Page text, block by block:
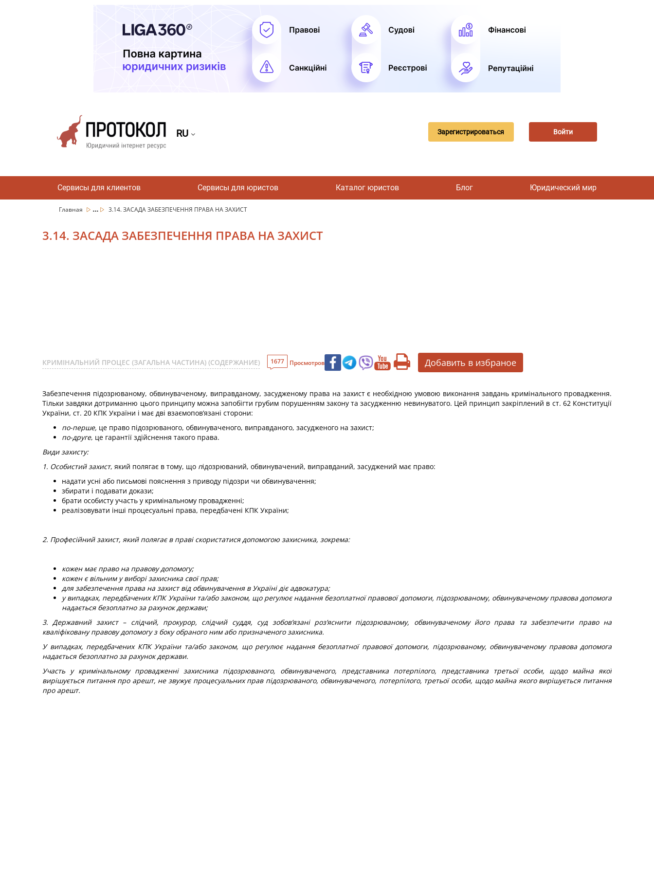
RU Зарегистрироваться Войти
Сервисы для клиентов Сервисы для юристов Каталог юристов Блог Юридический мир
Главная ... 3.14. ЗАСАДА ЗАБЕЗПЕЧЕННЯ ПРАВА НА ЗАХИСТ
3.14. ЗАСАДА ЗАБЕЗПЕЧЕННЯ ПРАВА НА ЗАХИСТ
КРИМІНАЛЬНИЙ ПРОЦЕС (ЗАГАЛЬНА ЧАСТИНА) (СОДЕРЖАНИЕ) 1677 Просмотров Добавить в избраное
Забезпечення підозрюваному, обвинуваченому, виправданому, засудженому права на захист є необхідною умовою виконання завдань кримінального провадження.
Тільки завдяки дотриманню цього принципу можна запобігти грубим порушенням закону та засудженню невинуватого. Цей принцип закріплений в ст. 62 Конституції
України, ст. 20 КПК України і має дві взаємопов’язані сторони:
по-перше, це право підозрюваного, обвинуваченого, виправданого, засудженого на захист;
по-друге, це гарантії здійснення такого права.
Види захисту:
1. Особистий захист, який полягає в тому, що підозрюваний, обвинувачений, виправданий, засуджений має право:
надати усні або письмові пояснення з приводу підозри чи обвинувачення;
збирати і подавати докази;
брати особисту участь у кримінальному провадженні;
реалізовувати інші процесуальні права, передбачені КПК України;
2. Професійний захист, який полягає в праві скористатися допомогою захисника, зокрема:
кожен має право на правову допомогу;
кожен є вільним у виборі захисника свої прав;
для забезпечення права на захист від обвинувачення в Україні діє адвокатура;
у випадках, передбачених КПК України та/або законом, що регулює надання безоплатної правової допомоги, підозрюваному, обвинуваченому правова допомога
надається безоплатно за рахунок держави;
3. Державний захист– слідчий, прокурор, слідчий суддя, суд зобов’язані роз’яснити підозрюваному, обвинуваченому його права та забезпечити право на
кваліфіковану правову допомогу з боку обраного ним або призначеного захисника.
У випадках, передбачених КПК України та/або законом, що регулює надання безоплатної правової допомоги, підозрюваному, обвинуваченому правова допомога
надається безоплатно за рахунок держави.
Участь у кримінальному провадженні захисника підозрюваного, обвинуваченого, представника потерпілого, представника третьої особи, щодо майна якої
вирішується питання про арешт, не звужує процесуальних прав підозрюваного, обвинуваченого, потерпілого, третьої особи, щодо майна якого вирішується питання
про арешт.